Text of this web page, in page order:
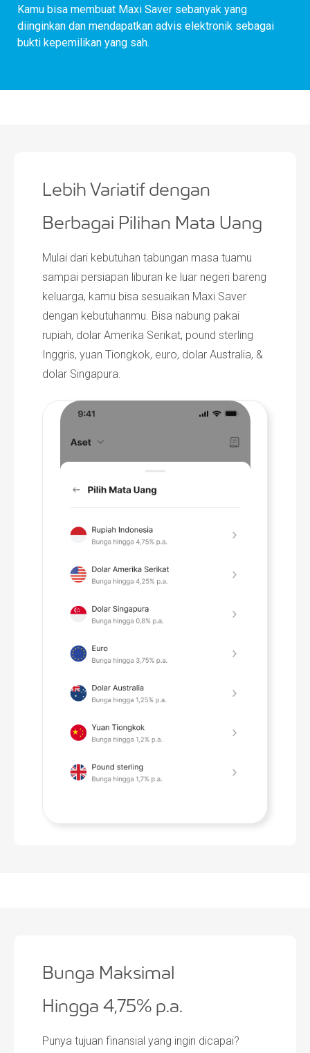
Kamu bisa membuat Maxi Saver sebanyak yang
diinginkan dan mendapatkan advis elektronik sebagai
bukti kepemilikan yang sah.
Lebih Variatif dengan
Berbagai Pilihan Mata Uang
Mulai dari kebutuhan tabungan masa tuamu
sampai persiapan liburan ke luar negeri bareng
keluarga, kamu bisa sesuaikan Maxi Saver
dengan kebutuhanmu. Bisa nabung pakai
rupiah, dolar Amerika Serikat, pound sterling
Inggris, yuan Tiongkok, euro, dolar Australia, &
dolar Singapura.
Bunga Maksimal
Hingga 4,75%​ p.a.
Punya tujuan finansial yang ingin dicapai?